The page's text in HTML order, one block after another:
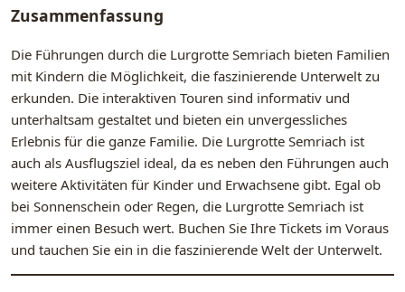
Zusammenfassung
Die Führungen durch die Lurgrotte Semriach bieten Familien
mit Kindern die Möglichkeit, die faszinierende Unterwelt zu
erkunden. Die interaktiven Touren sind informativ und
unterhaltsam gestaltet und bieten ein unvergessliches
Erlebnis für die ganze Familie. Die Lurgrotte Semriach ist
auch als Ausflugsziel ideal, da es neben den Führungen auch
weitere Aktivitäten für Kinder und Erwachsene gibt. Egal ob
bei Sonnenschein oder Regen, die Lurgrotte Semriach ist
immer einen Besuch wert. Buchen Sie Ihre Tickets im Voraus
und tauchen Sie ein in die faszinierende Welt der Unterwelt.